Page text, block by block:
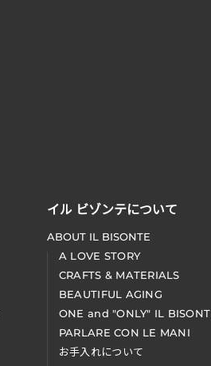
イル ビゾンテについて
ABOUT IL BISONTE
A LOVE STORY
CRAFTS & MATERIALS
BEAUTIFUL AGING
ONE and "ONLY" IL
PARLARE CON LE MANI
お手入れについて